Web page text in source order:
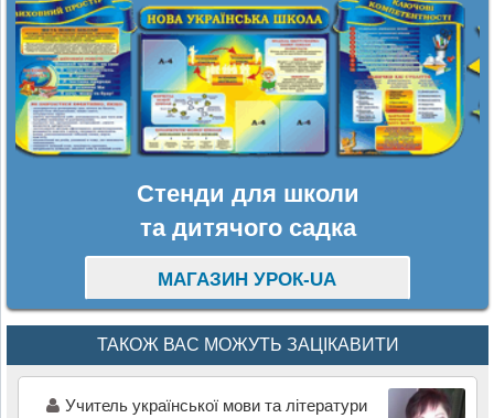
Стенди для школи
та дитячого садка
МАГАЗИН УРОК-UA
ТАКОЖ ВАС МОЖУТЬ ЗАЦІКАВИТИ
Учитель української мови та літератури